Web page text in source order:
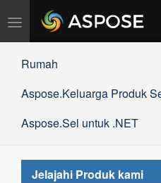
Alihkan
navigasi
Rumah
Aspose.Keluarga Produk
Aspose.Sel untuk .NET
Jelajahi Produk kami